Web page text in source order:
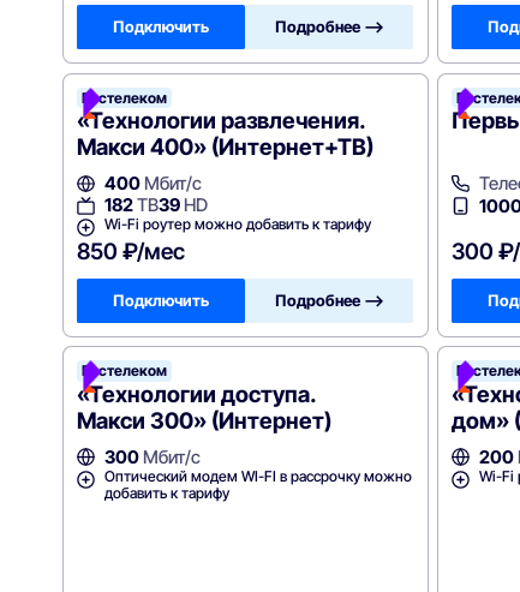
Подключить Подробнее —>
Ростелеком
«Технологии развлечения.
Макси 400» (Интернет+ТВ)
400Мбит/с
182ТВ39HD
Wi-Fi роутер можно добавить к тарифу
850 ₽/мес
Подключить Подробнее —>
300
Ростелеком
«Технологии доступа.
Макси 300» (Интернет)
300Мбит/с
Оптический модем WI-FI в рассрочку можно
добавить к тарифу
дом»
200
Wi-Fi